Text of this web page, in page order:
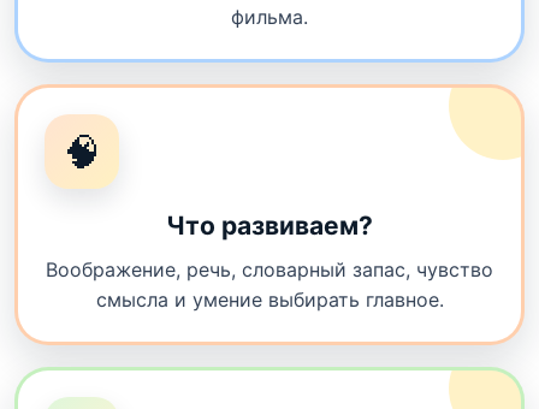
фильма.
🧠
Что развиваем?
Воображение, речь, словарный запас, чувство
смысла и умение выбирать главное.